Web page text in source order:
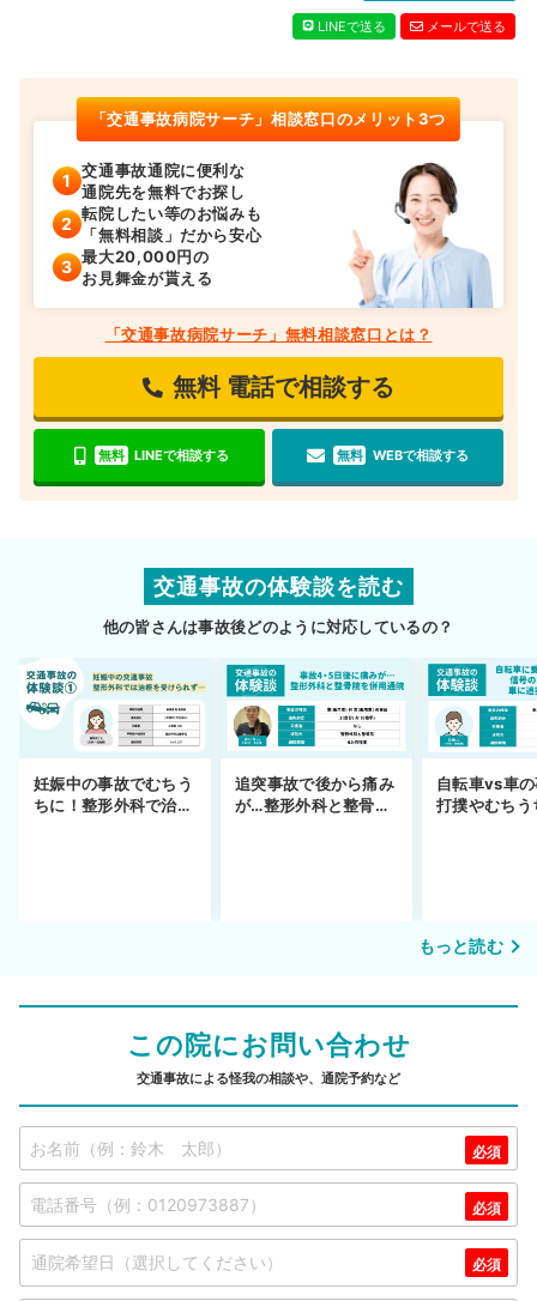
LINEで送る メールで送る
「交通事故病院サーチ」相談窓口のメリット3つ
交通事故通院に便利な
通院先を無料でお探し
転院したい等のお悩みも
「無料相談」だから安心
最大20,000円の
お見舞金が貰える
「交通事故病院サーチ」無料相談窓口とは？
無料 電話で相談する
無料 LINEで相談する 無料 WEBで相談する
交通事故の体験談を読む
他の皆さんは事故後どのように対応しているの？
妊娠中の事故でむちう
ちに！整形外科で治療
追突事故で後から痛み
が…整形外科と整骨院
自転車vs車
打撲やむちう
もっと読む
この院にお問い合わせ
交通事故による怪我の相談や、通院予約など